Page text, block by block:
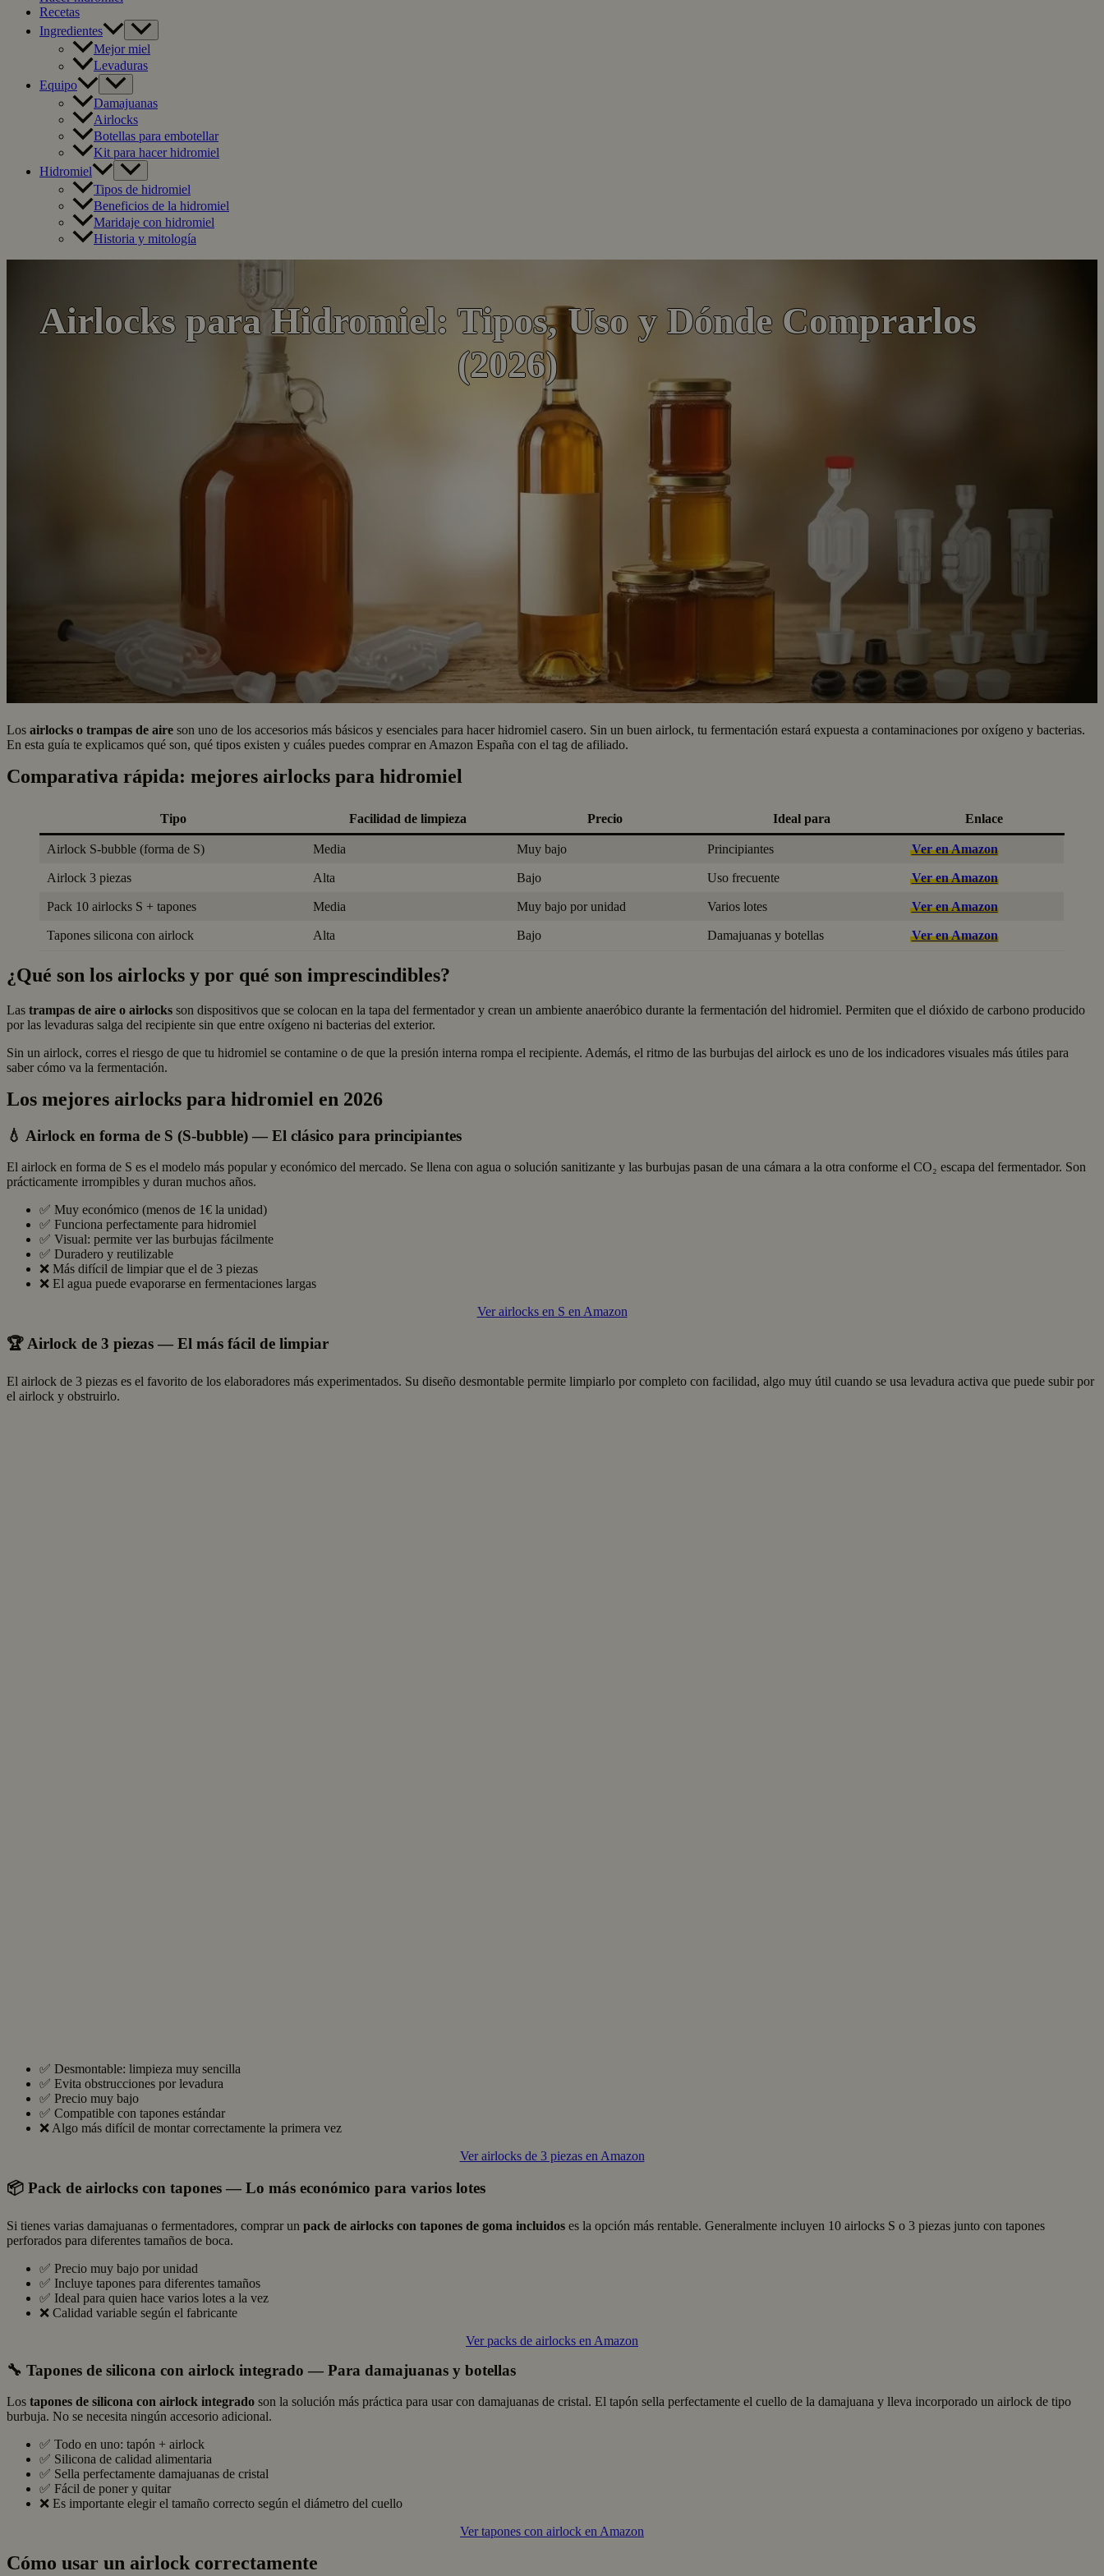
Recetas
Ingredientes
Mejor miel
Levaduras
Equipo
Damajuanas
Airlocks
Botellas para embotellar
Kit para hacer hidromiel
Hidromiel
Tipos de hidromiel
Beneficios de la hidromiel
Maridaje con hidromiel
Historia y mitología
Airlocks para Hidromiel: Tipos, Uso y Dónde Comprarlos
(2026)
Los airlocks o trampas de aire son uno de los accesorios más básicos y esenciales para hacer hidromiel casero. Sin un buen airlock, tu fermentación estará expuesta a contaminaciones por oxígeno y bacterias.
En esta guía te explicamos qué son, qué tipos existen y cuáles puedes comprar en Amazon España con el tag de afiliado.
Comparativa rápida: mejores airlocks para hidromiel
Tipo Facilidad de limpieza Precio Ideal para Enlace
Airlock S-bubble (forma de S) Media Muy bajo Principiantes Ver en Amazon
Airlock 3 piezas Alta Bajo Uso frecuente Ver en Amazon
Pack 10 airlocks S + tapones Media Muy bajo por unidad Varios lotes Ver en Amazon
Tapones silicona con airlock Alta Bajo Damajuanas y botellas Ver en Amazon
¿Qué son los airlocks y por qué son imprescindibles?
Las trampas de aire o airlocks son dispositivos que se colocan en la tapa del fermentador y crean un ambiente anaeróbico durante la fermentación del hidromiel. Permiten que el dióxido de carbono producido
por las levaduras salga del recipiente sin que entre oxígeno ni bacterias del exterior.
Sin un airlock, corres el riesgo de que tu hidromiel se contamine o de que la presión interna rompa el recipiente. Además, el ritmo de las burbujas del airlock es uno de los indicadores visuales más útiles para
saber cómo va la fermentación.
Los mejores airlocks para hidromiel en 2026
💧 Airlock en forma de S (S-bubble) — El clásico para principiantes
El airlock en forma de S es el modelo más popular y económico del mercado. Se llena con agua o solución sanitizante y las burbujas pasan de una cámara a la otra conforme el CO₂ escapa del fermentador. Son
prácticamente irrompibles y duran muchos años.
✅ Muy económico (menos de 1€ la unidad)
✅ Funciona perfectamente para hidromiel
✅ Visual: permite ver las burbujas fácilmente
✅ Duradero y reutilizable
❌ Más difícil de limpiar que el de 3 piezas
❌ El agua puede evaporarse en fermentaciones largas
Ver airlocks en S en Amazon
🏆 Airlock de 3 piezas — El más fácil de limpiar
El airlock de 3 piezas es el favorito de los elaboradores más experimentados. Su diseño desmontable permite limpiarlo por completo con facilidad, algo muy útil cuando se usa levadura activa que puede subir por
el airlock y obstruirlo.
✅ Desmontable: limpieza muy sencilla
✅ Evita obstrucciones por levadura
✅ Precio muy bajo
✅ Compatible con tapones estándar
❌ Algo más difícil de montar correctamente la primera vez
Ver airlocks de 3 piezas en Amazon
📦 Pack de airlocks con tapones — Lo más económico para varios lotes
Si tienes varias damajuanas o fermentadores, comprar un pack de airlocks con tapones de goma incluidos es la opción más rentable. Generalmente incluyen 10 airlocks S o 3 piezas junto con tapones
perforados para diferentes tamaños de boca.
✅ Precio muy bajo por unidad
✅ Incluye tapones para diferentes tamaños
✅ Ideal para quien hace varios lotes a la vez
❌ Calidad variable según el fabricante
Ver packs de airlocks en Amazon
🔧 Tapones de silicona con airlock integrado — Para damajuanas y botellas
Los tapones de silicona con airlock integrado son la solución más práctica para usar con damajuanas de cristal. El tapón sella perfectamente el cuello de la damajuana y lleva incorporado un airlock de tipo
burbuja. No se necesita ningún accesorio adicional.
✅ Todo en uno: tapón + airlock
✅ Silicona de calidad alimentaria
✅ Sella perfectamente damajuanas de cristal
✅ Fácil de poner y quitar
❌ Es importante elegir el tamaño correcto según el diámetro del cuello
Ver tapones con airlock en Amazon
Cómo usar un airlock correctamente